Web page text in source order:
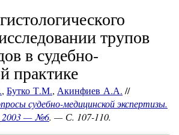
трупов
в судебно-
практике
, Бутко Т.М., Акинфиев А.А. //
судебно-медицинской экспертизы.
2003 — №6. — С. 107-110.